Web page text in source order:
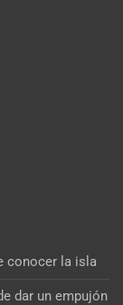
conocer la isla
dar un empujón